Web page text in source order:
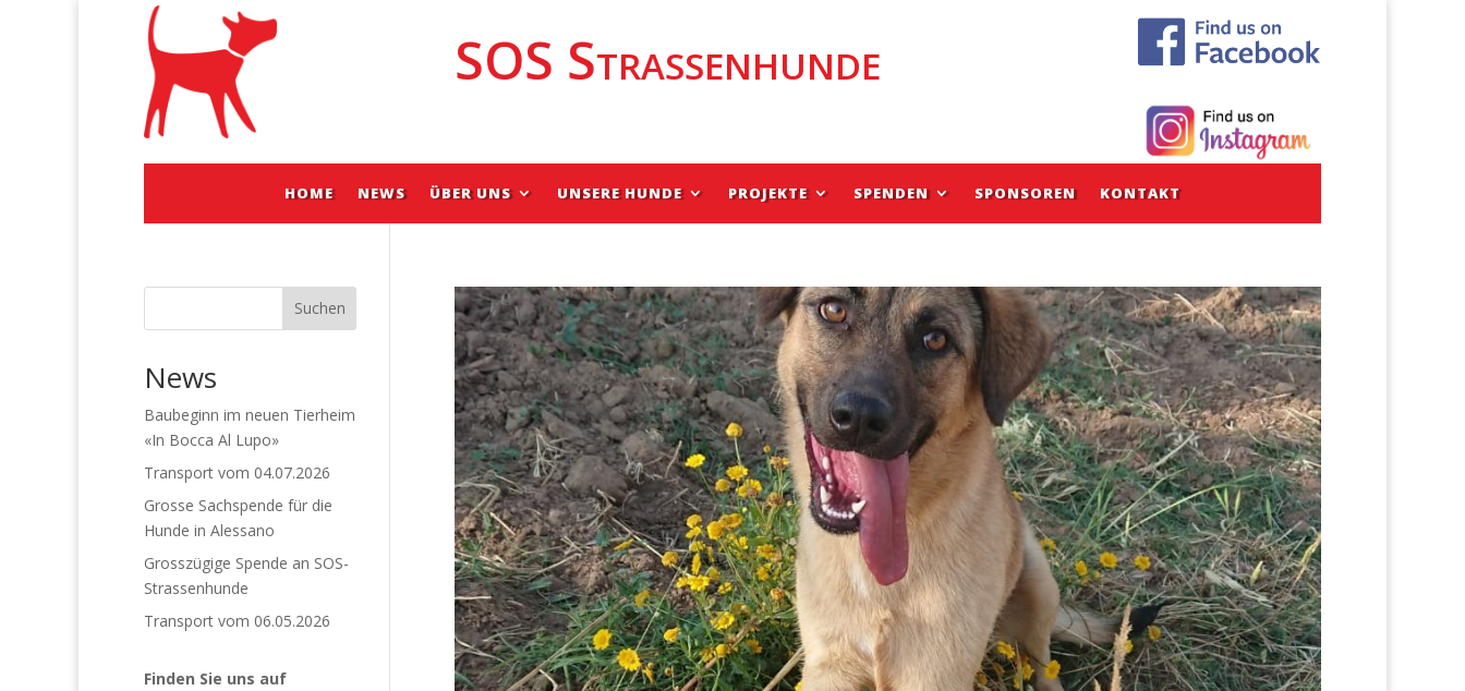
SOS Strassenhunde
HOME NEWS ÜBER UNS UNSERE HUNDE PROJEKTE SPENDEN SPONSOREN KONTAKT
Suchen
News
Baubeginn im neuen Tierheim
«In Bocca Al Lupo»
Transport vom 04.07.2026
Grosse Sachspende für die
Hunde in Alessano
Grosszügige Spende an SOS-
Strassenhunde
Transport vom 06.05.2026
Finden Sie uns auf